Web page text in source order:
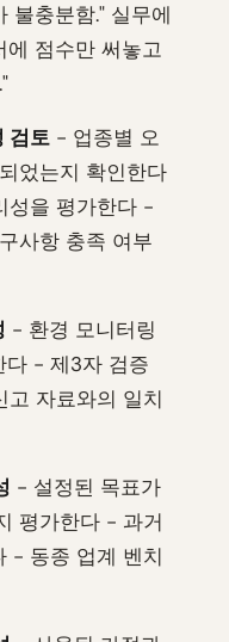
불충분함." 실무에
에 점수만 써놓고
검토 - 업종별 오
었는지 확인한다
성을 평가한다 -
사항 충족 여부
- 환경 모니터링
다 - 제3자 검증
자료와의 일치
- 설정된 목표가
평가한다 - 과거
- 동종 업계 벤치